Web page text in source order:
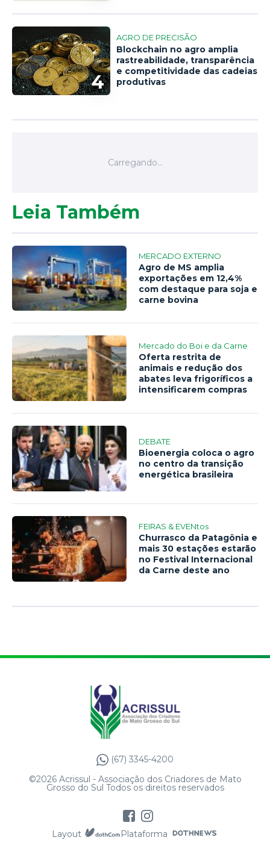
4
AGRO DE PRECISÃO
Blockchain no agro amplia
rastreabilidade, transparência
e competitividade das cadeias
produtivas
Leia Também
MERCADO EXTERNO
Agro de MS amplia
exportações em 12,4%
com destaque para soja e
carne bovina
Mercado do Boi e da Carne
Oferta restrita de
animais e redução dos
abates leva frigoríficos a
intensificarem compras
DEBATE
Bioenergia coloca o agro
no centro da transição
energética brasileira
FEIRAS & EVENtos
Churrasco da Patagônia e
mais 30 estações estarão
no Festival Internacional
da Carne deste ano
(67) 3345-4200
©2026 Acrissul - Associação dos Criadores de Mato
Grosso do Sul Todos os direitos reservados
Layout Plataforma